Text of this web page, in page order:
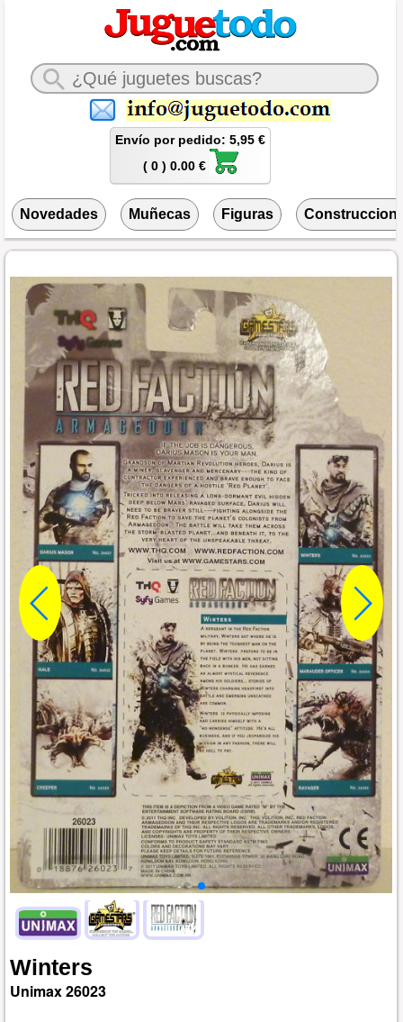
Envío por pedido: 5,95 €
( 0 ) 0.00 €
Novedades Muñecas Figuras
Winters
Unimax26023